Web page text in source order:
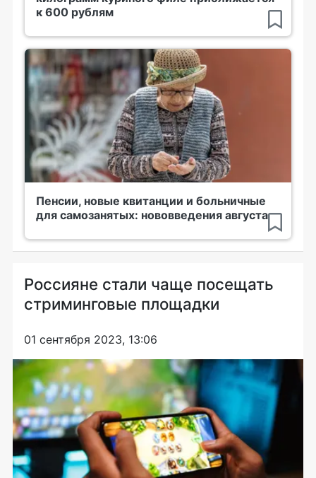
к 600 рублям
Пенсии, новые квитанции и больничные
для самозанятых: нововведения августа
Россияне стали чаще посещать
стриминговые площадки
01 сентября 2023, 13:06